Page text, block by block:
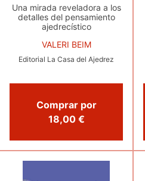
Una mirada reveladora a los
detalles del pensamiento
ajedrecístico
VALERI BEIM
Editorial La Casa del Ajedrez
Comprar por
18,00 €